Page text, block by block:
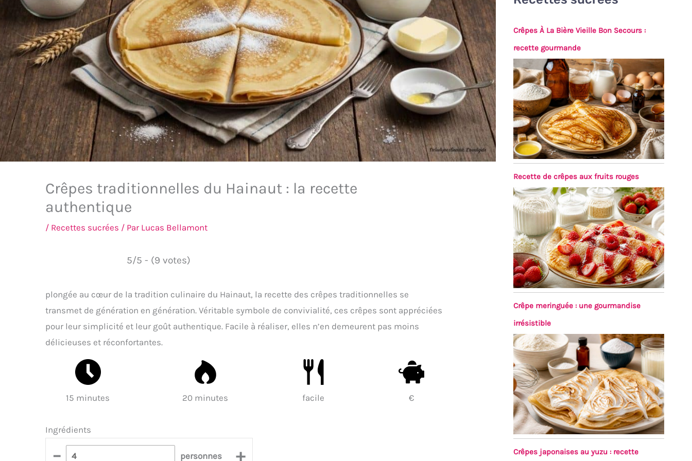
Crêpes traditionnelles du Hainaut : la recette
authentique
/ Recettes sucrées / Par Lucas Bellamont
5/5 - (9 votes)
plongée au cœur de la tradition culinaire du Hainaut, la recette des crêpes traditionnelles se
transmet de génération en génération. Véritable symbole de convivialité, ces crêpes sont appréciées
pour leur simplicité et leur goût authentique. Facile à réaliser, elles n’en demeurent pas moins
délicieuses et réconfortantes.
15 minutes 20 minutes facile €
Ingrédients
– personnes +
Crêpes À La Bière Vieille Bon Secours :
recette gourmande
Recette de crêpes aux fruits rouges
Crêpe meringuée : une gourmandise
irrésistible
Crêpes japonaises au yuzu : recette